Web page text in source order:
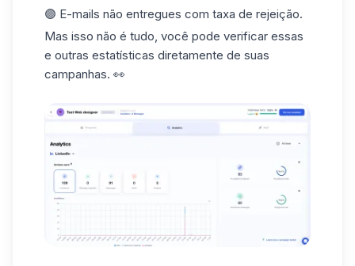
🟣 E-mails não entregues com taxa de rejeição.
Mas isso não é tudo, você pode verificar essas
e outras estatísticas diretamente de suas
campanhas. 👀